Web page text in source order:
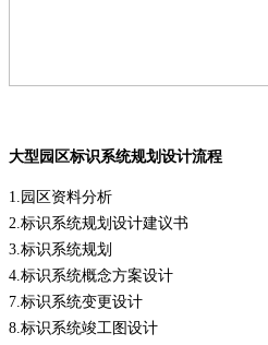
大型园区标识系统规划设计流程
1. 园区资料分析
2. 标识系统规划设计建议书
3. 标识系统规划
4. 标识系统概念方案设计
7. 标识系统变更设计
8. 标识系统竣工图设计